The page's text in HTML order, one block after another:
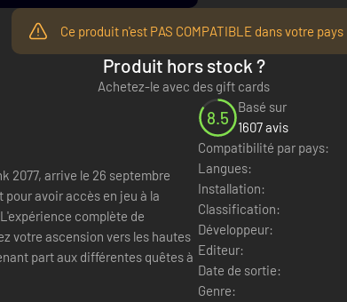
Ce produit n'est PAS COMPATIBLE dans votre pays
Produit hors stock ?
Achetez-le avec des gift cards
2077, arrive le 26 septembre
pour avoir accès en jeu à la
votre ascension vers les hautes
part aux différentes quêtes à
8.5
Basé sur
1607 avis
Compatibilité par pays:
Langues:
Installation:
Classification:
Développeur:
Editeur:
Date de sortie:
Genre: